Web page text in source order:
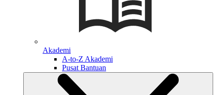
Akademi
A-to-Z Akademi
Pusat Bantuan